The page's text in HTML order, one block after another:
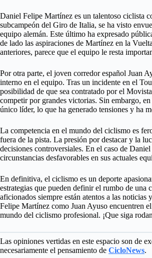
Daniel Felipe Martínez es un talentoso ciclista
subcampeón del Giro de Italia, se ha visto
equipo alemán. Este último ha expresado
de lado las aspiraciones de Martínez en la
anteriores, parece que el equipo le resta
Por otra parte, el joven corredor español Juan
interno en el equipo. Tras un incidente en el
posibilidad de que sea contratado por el
competir por grandes victorias. Sin embargo,
único líder, lo que ha generado tensiones y ha
La competencia en el mundo del ciclismo es
fuera de la pista. La presión por destacar y la
decisiones controversiales. En el caso de
circunstancias desfavorables en sus actuales
En definitiva, el ciclismo es un deporte
estrategias que pueden definir el rumbo de una
aficionados siempre están atentos a las
Felipe Martínez como Juan Ayuso encuentren
mundo del ciclismo profesional. ¡Que siga
Las opiniones vertidas en este espacio son de
necesariamente el pensamiento de CicloNews.